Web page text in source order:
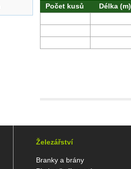
Počet kusů Délka (m)
Železářství
Branky a brány